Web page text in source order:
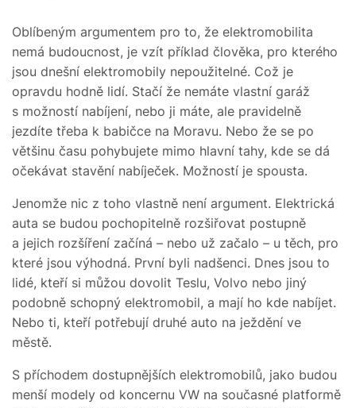
Oblíbeným argumentem pro to, že elektromobilita
nemá budoucnost, je vzít příklad člověka, pro kterého
jsou dnešní elektromobily nepoužitelné. Což je
opravdu hodně lidí. Stačí že nemáte vlastní garáž
s možností nabíjení, nebo ji máte, ale pravidelně
jezdíte třeba k babičce na Moravu. Nebo že se po
většinu času pohybujete mimo hlavní tahy, kde se dá
očekávat stavění nabíječek. Možností je spousta.
Jenomže nic z toho vlastně není argument. Elektrická
auta se budou pochopitelně rozšiřovat postupně
a jejich rozšíření začíná – nebo už začalo – u těch, pro
které jsou výhodná. První byli nadšenci. Dnes jsou to
lidé, kteří si můžou dovolit Teslu, Volvo nebo jiný
podobně schopný elektromobil, a mají ho kde nabíjet.
Nebo ti, kteří potřebují druhé auto na ježdění ve
městě.
S příchodem dostupnějších elektromobilů, jako budou
menší modely od koncernu VW na současné platformě